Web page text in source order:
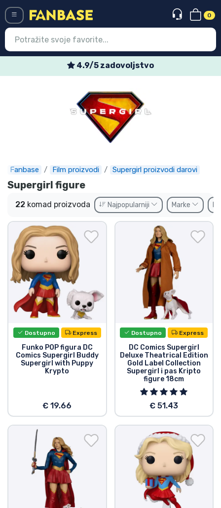
0
Tjedne posebne ponude
Fanbase Film proizvodi Supergirl proizvodi darovi
Supergirl figure
22 komad proizvoda Najpopularniji Marke
Dostupno Express
Funko POP figura DC
Comics Supergirl Buddy
Supergirl with Puppy
Krypto
€ 19.66
Dostupno Express
DC Comics Supergirl
Deluxe Theatrical Edition
Gold Label Collection
Supergirl i pas Kripto
figure 18cm
€ 51.43
Najnovije proizvodi
Prednarudžbe
Outlet proizvodi
Dostava i plaćanje
TV serija proizvodi
Film proizvodi
Crtani proizvodi
Anime proizvodi
Gamer proizvodi
Glazbeni proizvodi
Vrste proizvoda
Marke